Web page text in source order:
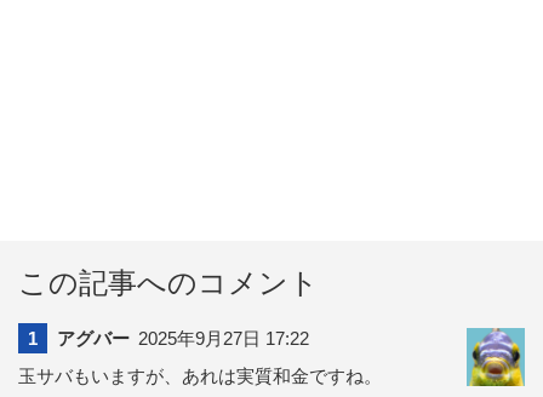
この記事へのコメント
1 アグバー 2025年9月27日 17:22
玉サバもいますが、あれは実質和金ですね。